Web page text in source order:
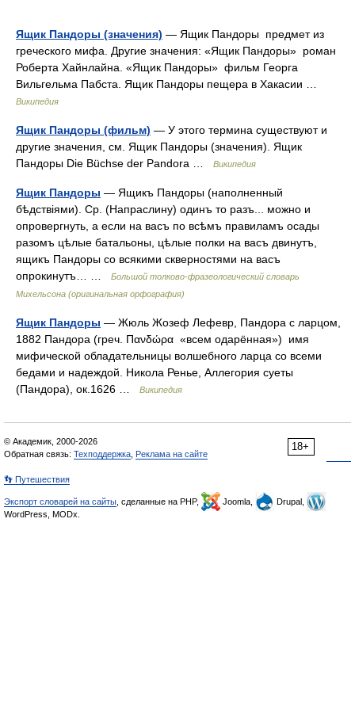
Ящик Пандоры (значения) — Ящик Пандоры предмет из
греческого мифа. Другие значения: «Ящик Пандоры» роман
Роберта Хайнлайна. «Ящик Пандоры» фильм Георга
Вильгельма Пабста. Ящик Пандоры пещера в Хакасии …
Википедия
Ящик Пандоры (фильм) — У этого термина существуют и
другие значения, см. Ящик Пандоры (значения). Ящик
Пандоры Die Büchse der Pandora …
Википедия
Ящик Пандоры — Ящикъ Пандоры (наполненный
бѣдствіями). Ср. (Напраслину) одинъ то разъ... можно и
опровергнуть, а если на васъ по всѣмъ правиламъ осады
разомъ цѣлые батальоны, цѣлые полки на васъ двинутъ,
ящикъ Пандоры со всякими скверностями на васъ
опрокинутъ… …
Большой толково-фразеологический словарь
Михельсона (оригинальная орфография)
Ящик Пандоры — Жюль Жозеф Лефевр, Пандора с ларцом,
1882 Пандора (греч. Πανδώρα «всем одарённая») имя
мифической обладательницы волшебного ларца со всеми
бедами и надеждой. Никола Ренье, Аллегория суеты
(Пандора), ок.1626 …
Википедия
18+
© Академик, 2000-2026
Обратная связь: Техподдержка Реклама на сайте
👣 Путешествия
Экспорт словарей на сайты , сделанные на PHP, Joomla,
Drupal,
WordPress, MODx.